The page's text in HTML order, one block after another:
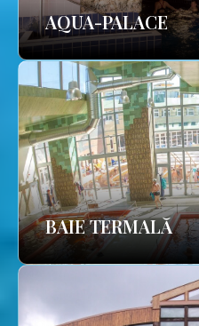
AQUA-PALACE
BAIE TERMALĂ